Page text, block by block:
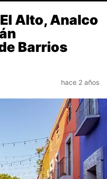
Alto, Analco
Barrios
hace 2 años